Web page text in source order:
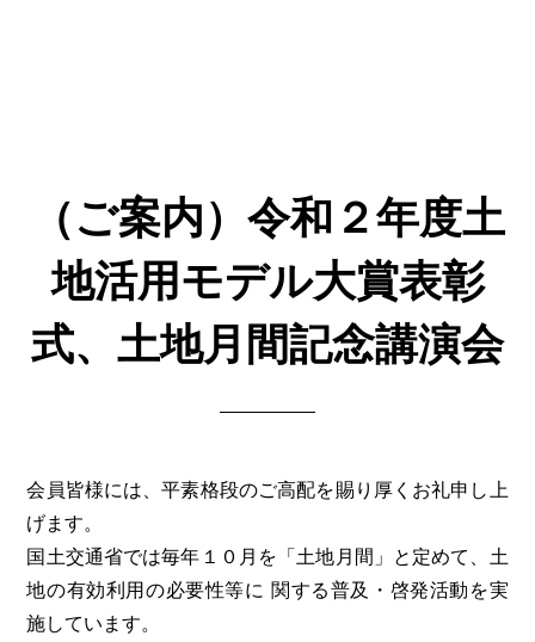
（ご案内）令和２年度土
地活用モデル大賞表彰
式、土地月間記念講演会
会員皆様には、平素格段のご高配を賜り厚くお礼申し上
げます。
国土交通省では毎年１０月を「土地月間」と定めて、土
地の有効利用の必要性等に 関する普及・啓発活動を実
施しています。